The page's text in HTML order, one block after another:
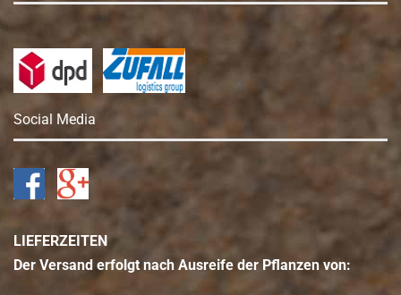
Social Media
LIEFERZEITEN
Der Versand erfolgt nach Ausreife der Pflanzen von: